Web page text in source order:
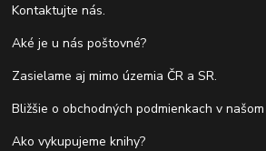
Kontaktujte nás.
Aké je u nás poštovné?
Zasielame aj mimo územia ČR a SR.
Bližšie o obchodných podmienkach v
Ako vykupujeme knihy?